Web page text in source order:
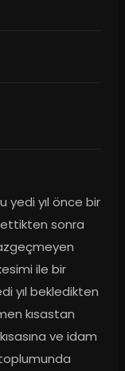
yedi yıl önce bir
sonra
ile bir
yıl bekledikten
kısastan
ve idam